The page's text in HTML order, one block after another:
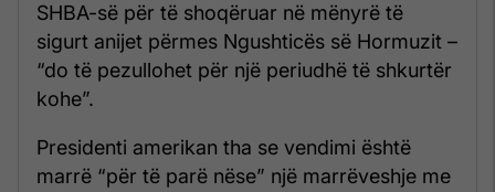
SHBA-së për të shoqëruar në mënyrë të
sigurt anijet përmes Ngushticës së Hormuzit –
“do të pezullohet për një periudhë të shkurtër
kohe”.
Presidenti amerikan tha se vendimi është
marrë “për të parë nëse” një marrëveshje me